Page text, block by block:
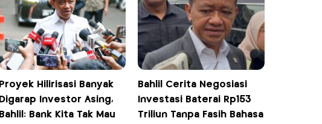
Proyek Hilirisasi Banyak
Digarap Investor Asing,
Bahlil: Bank Kita Tak Mau
Bahlil Cerita Negosiasi
Investasi Baterai Rp153
Triliun Tanpa Fasih Bahasa